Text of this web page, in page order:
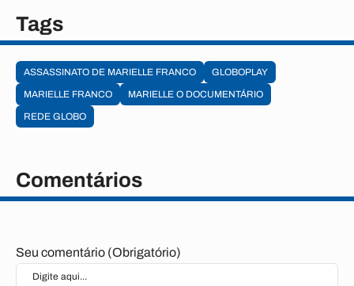
Tags
ASSASSINATO DE MARIELLE FRANCO
GLOBOPLAY
MARIELLE FRANCO
MARIELLE O DOCUMENTÁRIO
REDE GLOBO
Comentários
Seu comentário (Obrigatório)